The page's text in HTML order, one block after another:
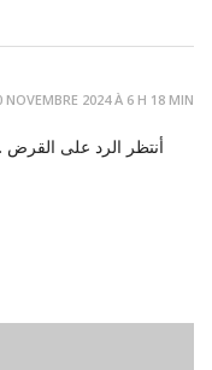
NOVEMBRE 2024 À 6 H 18 MIN
أنتظر الرد على القرض